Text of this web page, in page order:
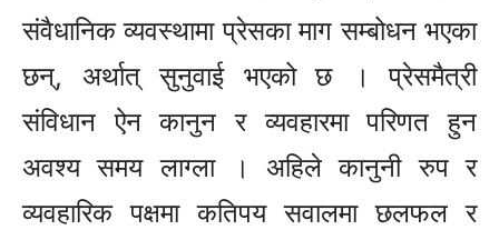
संवैधानिक व्यवस्थामा प्रेसका माग सम्बोधन भएका
छन्, अर्थात् सुनुवाई भएको छ । प्रेसमैत्री
संविधान ऐन कानुन र व्यवहारमा परिणत हुन
अवश्य समय लाग्ला । अहिले कानुनी रुप र
व्यवहारिक पक्षमा कतिपय सवालमा छलफल र